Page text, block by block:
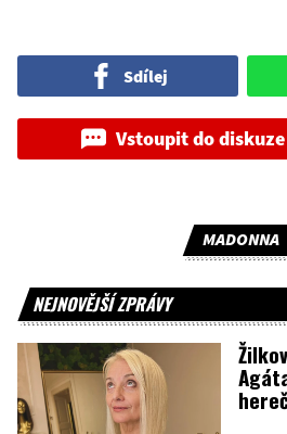
Sdílej
Vstoupit do
MADONNA
NEJNOVĚJŠÍ ZPRÁVY